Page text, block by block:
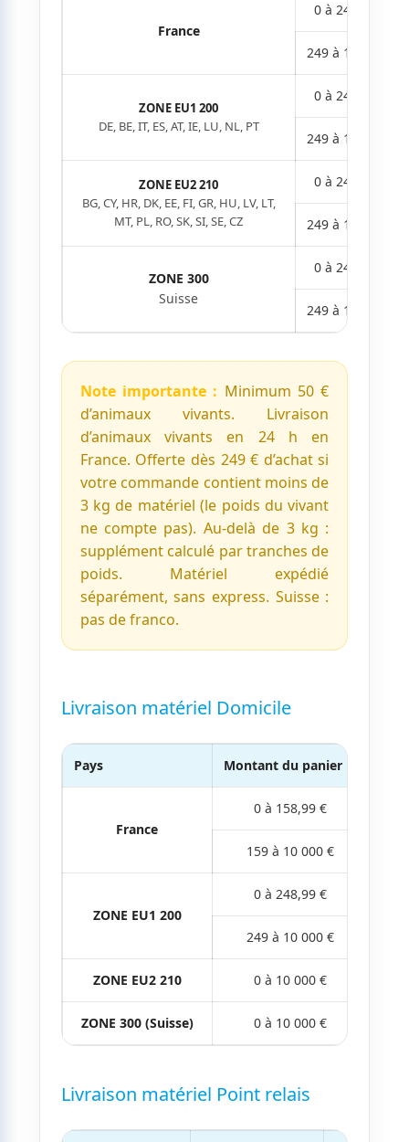
France
0 à 248,99 €
249 à 10 000 €
ZONE EU1 200
DE, BE, IT, ES, AT, IE, LU, NL, PT
0 à 248,99 €
249 à 10 000 €
ZONE EU2 210
BG, CY, HR, DK, EE, FI, GR, HU, LV, LT,
MT, PL, RO, SK, SI, SE, CZ
0 à 248,99 €
249 à 10 000 €
ZONE 300
Suisse
0 à 248,99 €
249 à 10 000 €
Note importante : Minimum 50 €
d’animaux vivants. Livraison
d’animaux vivants en 24 h en
France. Offerte dès 249 € d’achat si
votre commande contient moins de
3 kg de matériel (le poids du vivant
ne compte pas). Au-delà de 3 kg :
supplément calculé par tranches de
poids. Matériel expédié
séparément, sans express. Suisse :
pas de franco.
Livraison matériel Domicile
Pays Montant du panier
France
0 à 158,99 €
159 à 10 000 €
ZONE EU1 200
0 à 248,99 €
249 à 10 000 €
ZONE EU2 210 0 à 10 000 €
ZONE 300 (Suisse) 0 à 10 000 €
Livraison matériel Point relais